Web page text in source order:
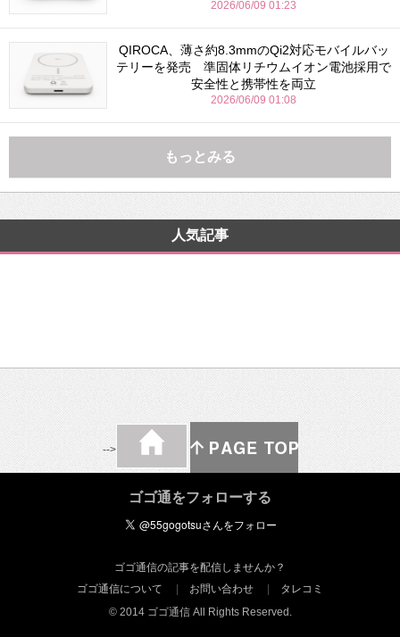
2026/06/09 01:23
QIROCA、薄さ約8.3mmのQi2対応モバイルバッ
テリーを発売 準固体リチウムイオン電池採用で
安全性と携帯性を両立
2026/06/09 01:08
もっとみる
人気記事
-->
ゴゴ通をフォローする
ゴゴ通信の記事を配信しませんか？
ゴゴ通信について
お問い合わせ
タレコミ
© 2014 ゴゴ通信 All Rights Reserved.